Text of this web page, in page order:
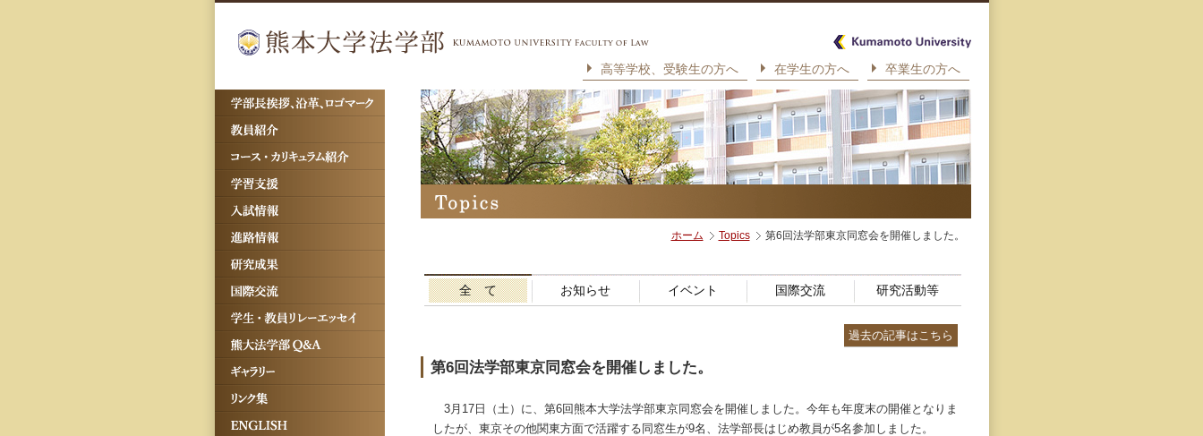
高等学校、受験生の方へ 在学生の方へ 卒業生の方へ
ホーム Topics 第6回法学部東京同窓会を開催しました。
全 て お知らせ イベント 国際交流 研究活動等
過去の記事はこちら
第6回法学部東京同窓会を開催しました。
3月17日（土）に、第6回熊本大学法学部東京同窓会を開催しました。今年も年度末の開催となりま
したが、東京その他関東方面で活躍する同窓生が9名、法学部長はじめ教員が5名参加しました。